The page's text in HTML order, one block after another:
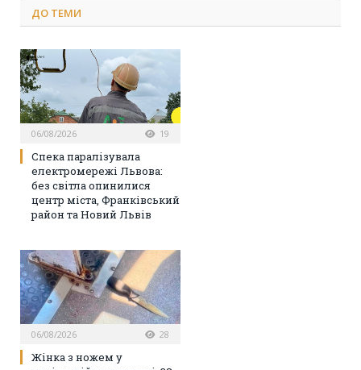
ДО ТЕМИ
06/08/2026 19
Спека паралізувала
електромережі Львова:
без світла опинилися
центр міста, Франківський
район та Новий Львів
06/08/2026 28
Жінка з ножем у